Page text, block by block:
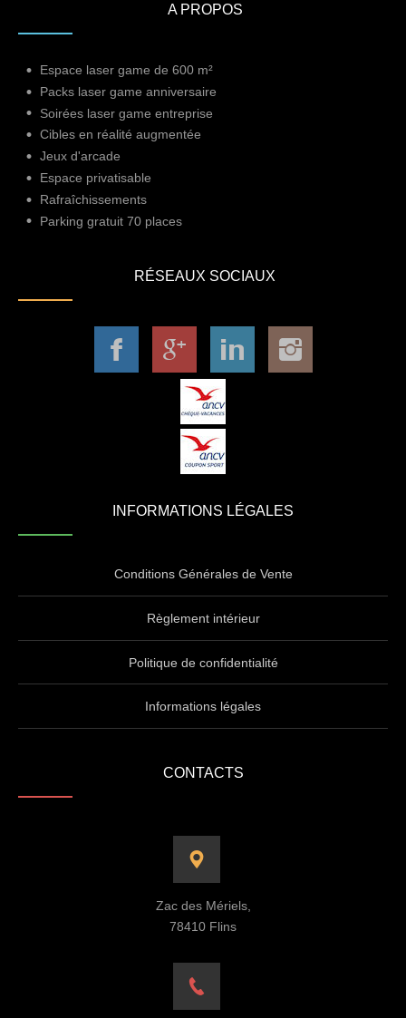
A PROPOS
Espace laser game de 600 m²
Packs laser game anniversaire
Soirées laser game entreprise
Cibles en réalité augmentée
Jeux d'arcade
Espace privatisable
Rafraîchissements
Parking gratuit 70 places
RÉSEAUX SOCIAUX
INFORMATIONS LÉGALES
Conditions Générales de Vente
Règlement intérieur
Politique de confidentialité
Informations légales
CONTACTS
Zac des Mériels,
78410 Flins